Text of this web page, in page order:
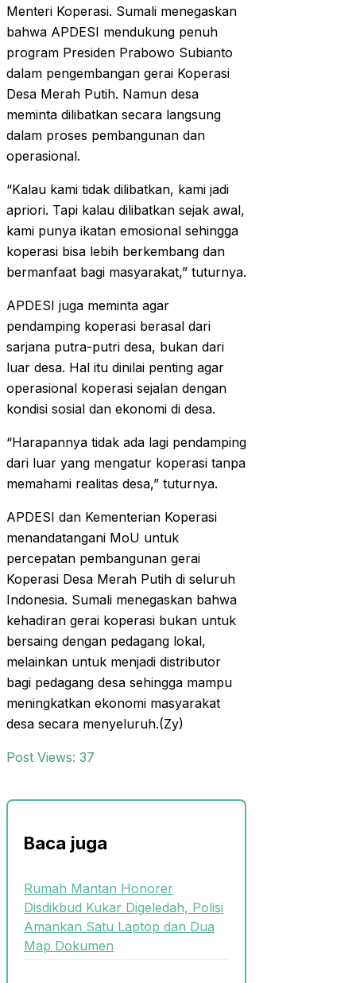
Menteri Koperasi. Sumali menegaskan
bahwa APDESI mendukung penuh
program Presiden Prabowo Subianto
dalam pengembangan gerai Koperasi
Desa Merah Putih. Namun desa
meminta dilibatkan secara langsung
dalam proses pembangunan dan
operasional.
“Kalau kami tidak dilibatkan, kami jadi
apriori. Tapi kalau dilibatkan sejak awal,
kami punya ikatan emosional sehingga
koperasi bisa lebih berkembang dan
bermanfaat bagi masyarakat,” tuturnya.
APDESI juga meminta agar
pendamping koperasi berasal dari
sarjana putra-putri desa, bukan dari
luar desa. Hal itu dinilai penting agar
operasional koperasi sejalan dengan
kondisi sosial dan ekonomi di desa.
“Harapannya tidak ada lagi pendamping
dari luar yang mengatur koperasi tanpa
memahami realitas desa,” tuturnya.
APDESI dan Kementerian Koperasi
menandatangani MoU untuk
percepatan pembangunan gerai
Koperasi Desa Merah Putih di seluruh
Indonesia. Sumali menegaskan bahwa
kehadiran gerai koperasi bukan untuk
bersaing dengan pedagang lokal,
melainkan untuk menjadi distributor
bagi pedagang desa sehingga mampu
meningkatkan ekonomi masyarakat
desa secara menyeluruh.(Zy)
Post Views: 37
Baca juga
Rumah Mantan Honorer
Disdikbud Kukar Digeledah, Polisi
Amankan Satu Laptop dan Dua
Map Dokumen